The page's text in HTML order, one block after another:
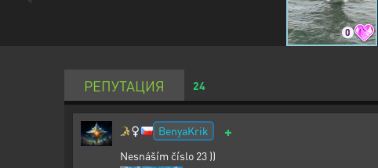
0
РЕПУТАЦИЯ 24
BenyaKrik +
Nesnáším číslo 23 ))